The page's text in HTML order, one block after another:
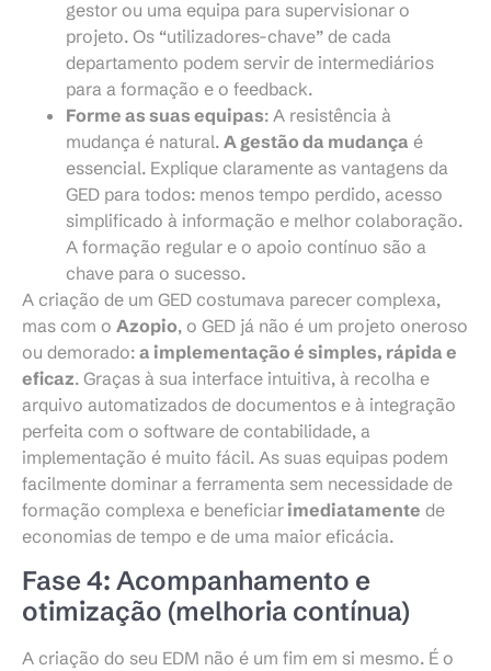
gestor ou uma equipa para supervisionar o
projeto. Os “utilizadores-chave” de cada
departamento podem servir de intermediários
para a formação e o feedback.
Forme as suas equipas: A resistência à
mudança é natural. A gestão da mudança é
essencial. Explique claramente as vantagens da
GED para todos: menos tempo perdido, acesso
simplificado à informação e melhor colaboração.
A formação regular e o apoio contínuo são a
chave para o sucesso.
A criação de um GED costumava parecer complexa,
mas com o Azopio, o GED já não é um projeto oneroso
ou demorado: a implementação é simples, rápida e
eficaz. Graças à sua interface intuitiva, à recolha e
arquivo automatizados de documentos e à integração
perfeita com o software de contabilidade, a
implementação é muito fácil. As suas equipas podem
facilmente dominar a ferramenta sem necessidade de
formação complexa e beneficiar imediatamente de
economias de tempo e de uma maior eficácia.
Fase 4: Acompanhamento e
otimização (melhoria contínua)
A criação do seu EDM não é um fim em si mesmo. É o